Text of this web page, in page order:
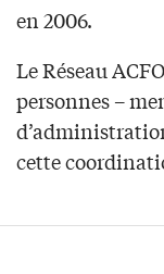
en 2006.
Le Réseau
personnes –
cette